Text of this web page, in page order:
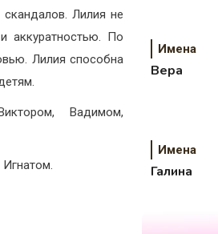
Лилия не
аккуратностью. По
Лилия способна
Вадимом,
Имена
Вера
Имена
Галина